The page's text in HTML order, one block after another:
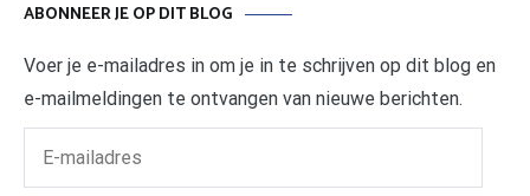
ABONNEER JE OP DIT BLOG
Voer je e-mailadres in om je in te schrijven op dit blog en
e-mailmeldingen te ontvangen van nieuwe berichten.